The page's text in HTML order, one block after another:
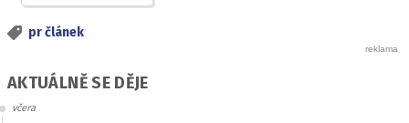
pr článek
AKTUÁLNĚ SE DĚJE
včera